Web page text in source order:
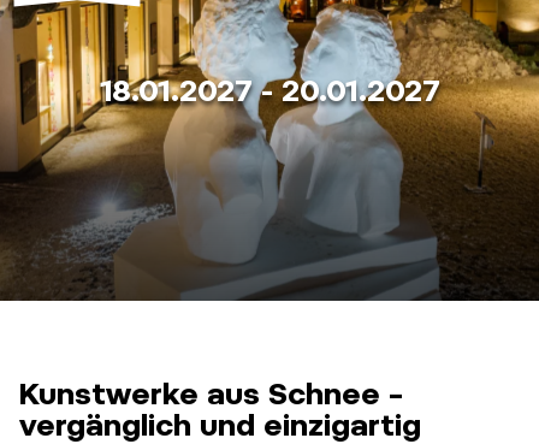
18.01.2027 - 20.01.2027
Kunstwerke aus Schnee –
vergänglich und einzigartig